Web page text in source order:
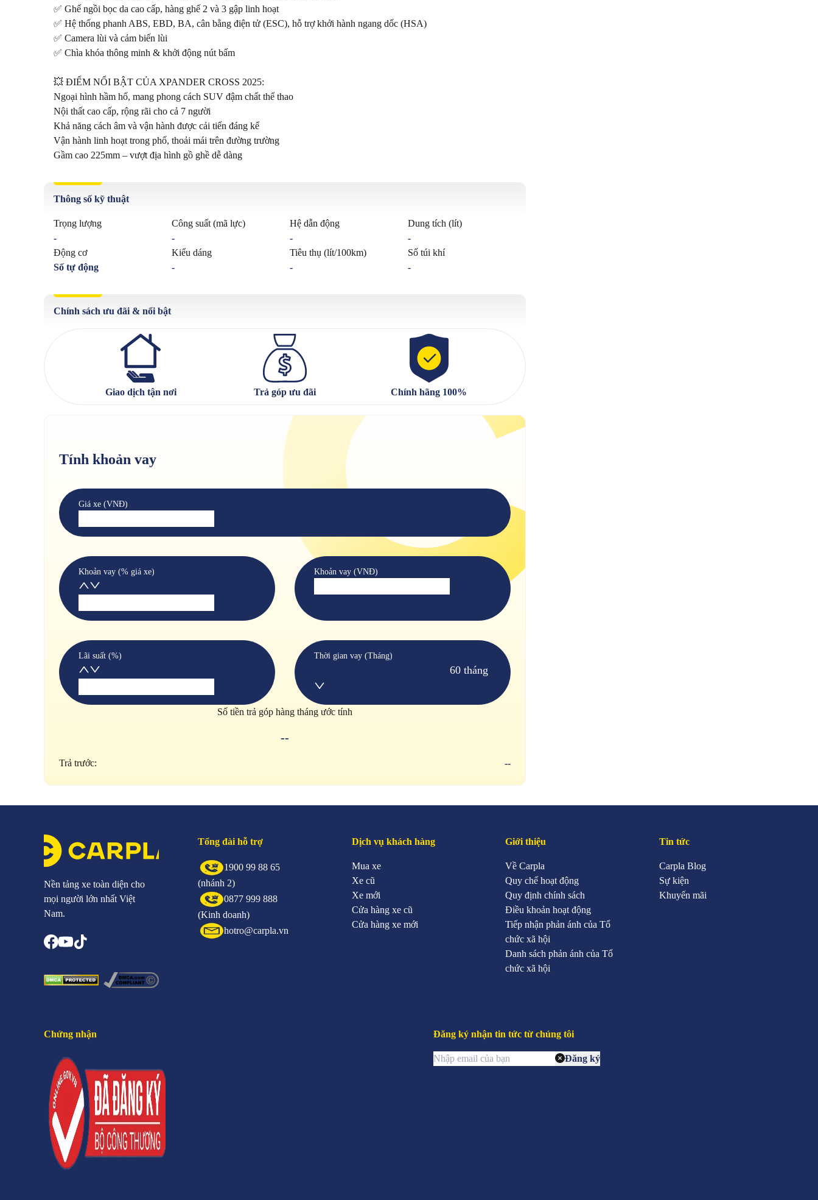
✅ Ghế ngồi bọc da cao cấp, hàng ghế 2 và 3 gập linh hoạt
✅ Hệ thống phanh ABS, EBD, BA, cân bằng điện tử (ESC), hỗ trợ khởi hành ngang dốc (HSA)
✅ Camera lùi và cảm biến lùi
✅ Chìa khóa thông minh & khởi động nút bấm
💥 ĐIỂM NỔI BẬT CỦA XPANDER CROSS 2025:
Ngoại hình hầm hố, mang phong cách SUV đậm chất thể thao
Nội thất cao cấp, rộng rãi cho cả 7 người
Khả năng cách âm và vận hành được cải tiến đáng kể
Vận hành linh hoạt trong phố, thoải mái trên đường trường
Gầm cao 225mm – vượt địa hình gồ ghề dễ dàng
Thông số kỹ thuật
Trọng lượng
-
Động cơ
Số tự động
Công suất (mã lực)
-
Kiểu dáng
-
Hệ dẫn động
-
Tiêu thụ (lít/100km)
-
Dung tích (lít)
-
Số túi khí
-
Chính sách ưu đãi & nổi bật
Giao dịch tận nơi Trả góp ưu đãi Chính hãng 100%
Tính khoản vay
Giá xe (VNĐ)
Khoản vay (% giá xe) Khoản vay (VNĐ)
Lãi suất (%) Thời gian vay (Tháng)
60 tháng
Số tiền trả góp hàng tháng ước tính
--
Trả trước: --
Nền tảng xe toàn diện cho
mọi người lớn nhất Việt
Nam.
Tổng đài hỗ trợ
1900 99 88 65
(nhánh 2)
0877 999 888
(Kinh doanh)
hotro@carpla.vn
Dịch vụ khách hàng
Mua xe
Xe cũ
Xe mới
Cửa hàng xe cũ
Cửa hàng xe mới
Giới thiệu
Về Carpla
Quy chế hoạt động
Quy định chính sách
Điều khoản hoạt động
Tiếp nhận phản ánh của Tổ
chức xã hội
Danh sách phản ánh của Tổ
chức xã hội
Tin tức
Carpla Blog
Sự kiện
Khuyến mãi
Chứng nhận Đăng ký nhận tin tức từ chúng tôi
Đăng ký